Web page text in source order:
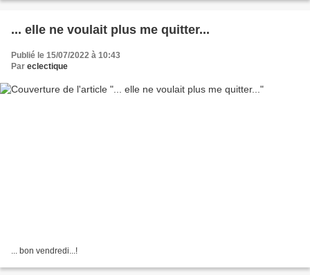
... elle ne voulait plus me quitter...
Publié le 15/07/2022 à 10:43
Par eclectique
... bon vendredi...!